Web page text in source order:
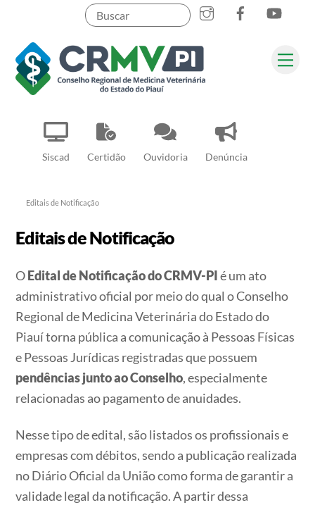
content
Siscad Certidão Ouvidoria Denúncia
InstagramFacebook
Pesquisar
Editais de Notificação
Editais de Notificação
OEdital de Notificação do CRMV-PIé um ato
administrativo oficial por meio do qual o Conselho
Regional de Medicina Veterinária do Estado do
Piauí torna pública a comunicação à Pessoas Físicas
e Pessoas Jurídicas registradas que possuem
pendências junto ao Conselho, especialmente
relacionadas ao pagamento de anuidades.
Nesse tipo de edital, são listados os profissionais e
empresas com débitos, sendo a publicação realizada
no Diário Oficial da União como forma de garantir a
validade legal da notificação.A partir dessa